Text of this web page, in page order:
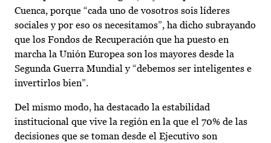
Cuenca, porque “cada uno de vosotros sois líderes
sociales y por eso os necesitamos”, ha dicho subrayando
que los Fondos de Recuperación que ha puesto en
marcha la Unión Europea son los mayores desde la
Segunda Guerra Mundial y “debemos ser inteligentes e
invertirlos bien”.
Del mismo modo, ha destacado la estabilidad
institucional que vive la región en la que el 70% de las
decisiones que se toman desde el Ejecutivo son